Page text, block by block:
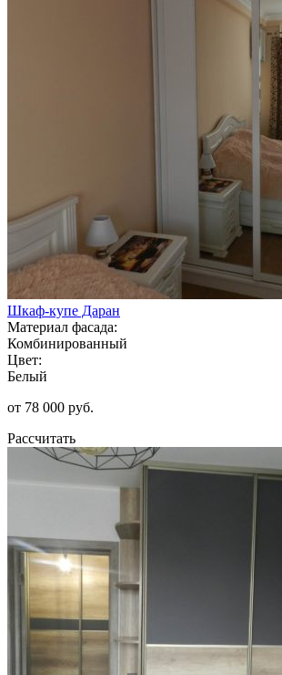
Шкаф-купе Даран
Материал фасада:
Комбинированный
Цвет:
Белый
от 78 000 руб.
Рассчитать